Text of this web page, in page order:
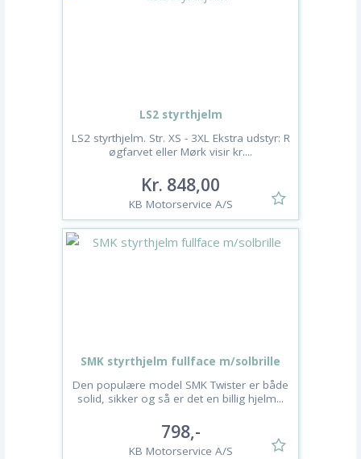
LS2 styrthjelm
LS2 styrthjelm. Str. XS - 3XL Ekstra udstyr: R
øgfarvet eller Mørk visir kr....
Kr. 848,00
KB Motorservice A/S
SMK styrthjelm fullface m/solbrille
Den populære model SMK Twister er både
solid, sikker og så er det en billig hjelm...
798,-
KB Motorservice A/S